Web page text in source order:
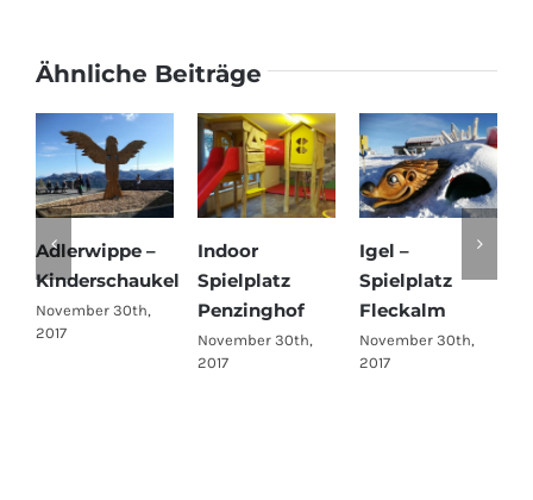
Ähnliche Beiträge
Adlerwippe –
Kinderschaukel
November 30th,
2017
Indoor
Spielplatz
Penzinghof
November 30th,
2017
Igel –
Spielplatz
Fleckalm
November 30th,
2017